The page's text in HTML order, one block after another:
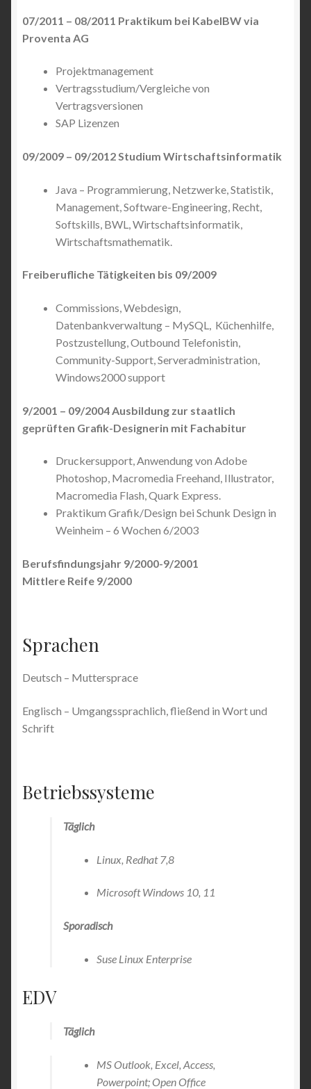
07/2011 – 08/2011 Praktikum bei KabelBW via
Proventa AG
Projektmanagement
Vertragsstudium/Vergleiche von
Vertragsversionen
SAP Lizenzen
09/2009 – 09/2012 Studium Wirtschaftsinformatik
Java – Programmierung, Netzwerke, Statistik,
Management, Software-Engineering, Recht,
Softskills, BWL, Wirtschaftsinformatik,
Wirtschaftsmathematik.
Freiberufliche Tätigkeiten bis 09/2009
Commissions, Webdesign,
Datenbankverwaltung – MySQL, Küchenhilfe,
Postzustellung, Outbound Telefonistin,
Community-Support, Serveradministration,
Windows2000 support
9/2001 – 09/2004 Ausbildung zur staatlich
geprüften Grafik-Designerin mit Fachabitur
Druckersupport, Anwendung von Adobe
Photoshop, Macromedia Freehand, Illustrator,
Macromedia Flash, Quark Express.
Praktikum Grafik/Design bei Schunk Design in
Weinheim – 6 Wochen 6/2003
Berufsfindungsjahr 9/2000-9/2001
Mittlere Reife 9/2000
Sprachen
Deutsch – Muttersprace
Englisch – Umgangssprachlich, fließend in Wort und
Schrift
Betriebssysteme
Täglich
Linux, Redhat 7,8
Microsoft Windows 10, 11
Sporadisch
Suse Linux Enterprise
EDV
Täglich
MS Outlook, Excel, Access,
Powerpoint; Open Office